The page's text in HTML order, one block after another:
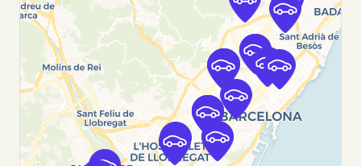
BADAL, 81
Barcelona, 8014
Ver agencia
Free2Move Rent - S&YOU BARCELONA -
Badal - Barcelona (P)